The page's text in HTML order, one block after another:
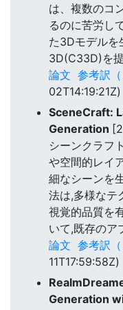
は、複数のコ
るのに苦労し
た3Dモデル
3D(C33D)を提
論文 参考訳（
02T14:19:21Z)
SceneCraft:
Generation
シーンクラフ
や空間的レイ
細なシーンを
法は,多様なテ
視覚的品質を
いて,既存のア
論文 参考訳（
11T17:59:58Z)
Generation